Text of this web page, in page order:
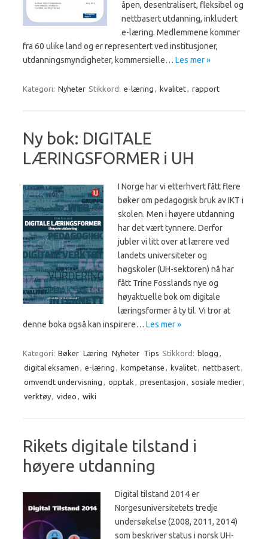
åpen, desentralisert, fleksibel og
nettbasert utdanning, inkludert
e-læring. Medlemmene kommer
fra 60 ulike land og er representert ved institusjoner,
utdanningsmyndigheter, kommersielle… Les mer »
Kategori: Nyheter Stikkord: e-læring kvalitet rapport
Ny bok: DIGITALE
LÆRINGSFORMER i UH
I Norge har vi etterhvert fått flere
bøker om pedagogisk bruk av IKT i
skolen. Men i høyere utdanning
har det vært tynnere. Derfor
jubler vi litt over at lærere ved
landets universiteter og
høgskoler (UH-sektoren) nå har
fått Trine Fosslands nye og
høyaktuelle bok om digitale
læringsformer å ty til. Vi tror at
denne boka også kan inspirere… Les mer »
Kategori: Bøker Læring Nyheter Tips Stikkord: blogg
digital eksamen
e-læring kompetanse kvalitet nettbasert
omvendt undervisning
opptak presentasjon sosiale medier
verktøy
video wiki
Rikets digitale tilstand i
høyere utdanning
Digital tilstand 2014 er
Norgesuniversitetets tredje
undersøkelse (2008, 2011, 2014)
som beskriver status i norsk UH-